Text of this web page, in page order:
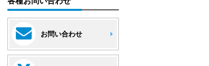
お問い合わせ